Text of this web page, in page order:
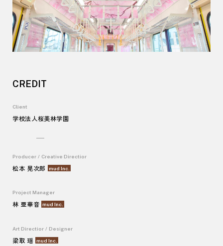
CREDIT
Client
学校法人桜美林学園
Producer / Creative Directior
松本 晃次郎 mud Inc.
Project Manager
林 亜華音 mud Inc
Art Directior / Designer
梁取 瑶 mud Inc.